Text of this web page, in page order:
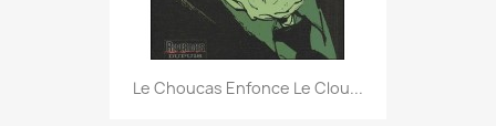
Le Choucas Enfonce Le Clou...